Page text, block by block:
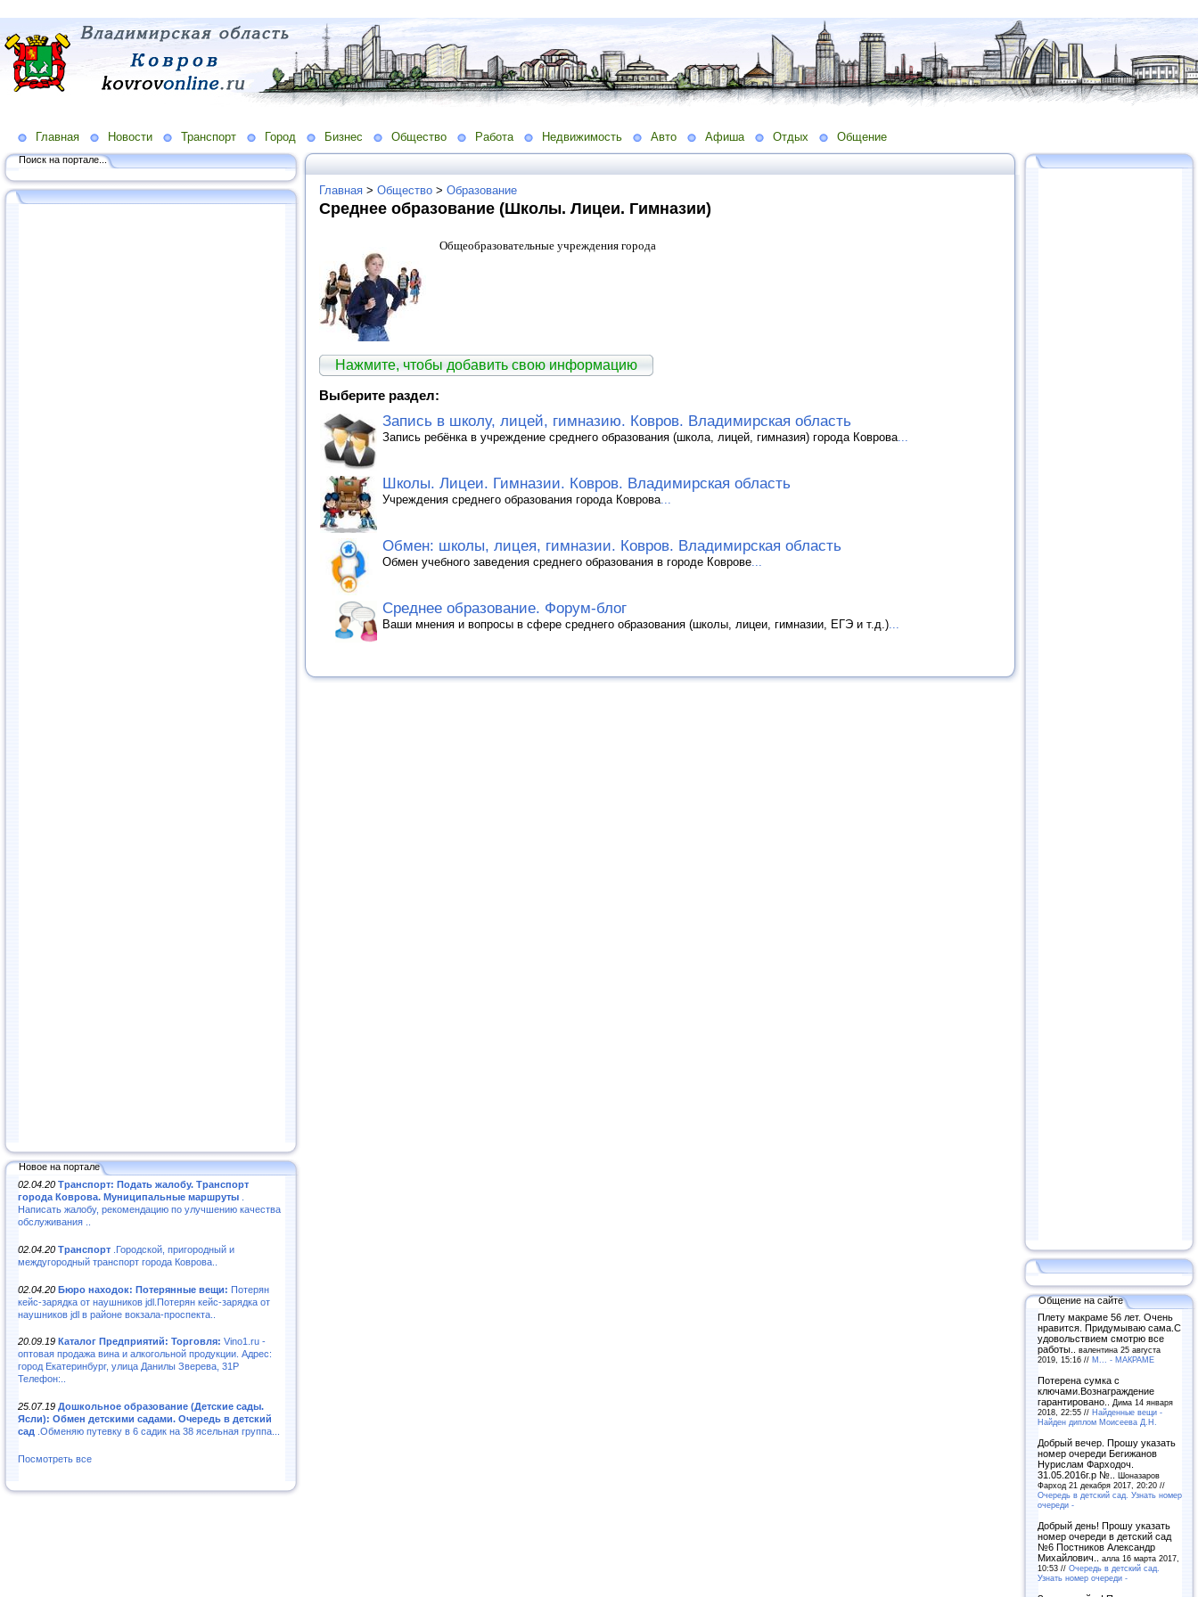
Главная Новости Транспорт Город Бизнес Общество Работа Недвижимость Авто Афиша Отдых Общение
Поиск на портале...
Новое на портале
02.04.20 Транспорт: Подать жалобу. Транспорт
города Коврова. Муниципальные маршруты
Написать жалобу, рекомендацию по улучшению качества
обслуживания ..
02.04.20 Транспорт .Городской, пригородный и
междугородный транспорт города Коврова..
02.04.20 Бюро находок: Потерянные вещи: Потерян
кейс-зарядка от наушников jdl.Потерян кейс-зарядка от
наушников jdl в районе вокзала-проспекта..
20.09.19 Каталог Предприятий: Торговля: Vino1.ru -
оптовая продажа вина и алкогольной продукции. Адрес:
город Екатеринбург, улица Данилы Зверева, 31Р
Телефон:..
25.07.19 Дошкольное образование (Детские сады.
Ясли): Обмен детскими садами. Очередь в детский
сад .Обменяю путевку в 6 садик на 38 ясельная группа...
Посмотреть все
Главная > Общество > Образование
Среднее образование (Школы. Лицеи. Гимназии)
Общеобразовательные учреждения города
Нажмите, чтобы добавить свою информацию
Выберите раздел:
Запись в школу, лицей, гимназию. Ковров. Владимирская область
Запись ребёнка в учреждение среднего образования (школа, лицей, гимназия) города Коврова...
Школы. Лицеи. Гимназии. Ковров. Владимирская область
Учреждения среднего образования города Коврова...
Обмен: школы, лицея, гимназии. Ковров. Владимирская область
Обмен учебного заведения среднего образования в городе Коврове...
Среднее образование. Форум-блог
Ваши мнения и вопросы в сфере среднего образования (школы, лицеи, гимназии, ЕГЭ и т.д.)...
Общение на сайте
Плету макраме 56 лет. Очень
нравится. Придумываю сама.С
удовольствием смотрю все
работы.. валентина 25 августа
2019, 15:16 // М... - МАКРАМЕ
Потерена сумка с
ключами.Вознаграждение
гарантировано..
Дима 14 января
2018, 22:55 // Найденные вещи -
Найден диплом Моисеева Д.Н.
Добрый вечер. Прошу указать
номер очереди Бегижанов
Нурислам Фарходоч.
31.05.2016г.р №.. Шоназаров
Фарход 21 декабря 2017, 20:20 //
Очередь в детский сад. Узнать номер
очереди -
Добрый день! Прошу указать
номер очереди в детский сад
№6 Постников Александр
Михайлович.. алла 16 марта 2017,
10:53 // Очередь в детский сад.
Узнать номер очереди -